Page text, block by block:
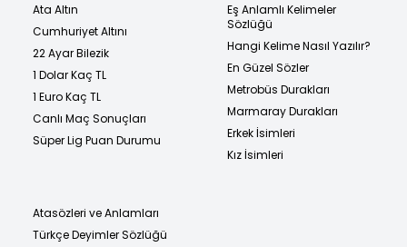
Ata Altın
Cumhuriyet Altını
22 Ayar Bilezik
1 Dolar Kaç TL
1 Euro Kaç TL
Canlı Maç Sonuçları
Süper Lig Puan Durumu
Eş Anlamlı Kelimeler
Sözlüğü
Hangi Kelime Nasıl Yazılır?
En Güzel Sözler
Metrobüs Durakları
Marmaray Durakları
Erkek İsimleri
Kız İsimleri
Atasözleri ve Anlamları
Türkçe Deyimler Sözlüğü